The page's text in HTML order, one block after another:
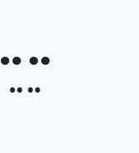
●● ●●
●● ●●